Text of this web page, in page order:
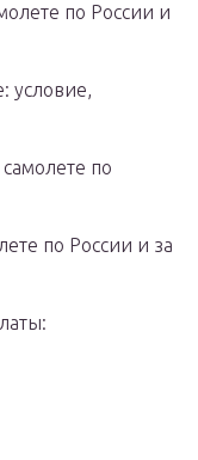
по России и
условие,
по
по России и за